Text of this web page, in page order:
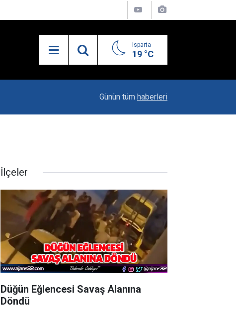
Isparta
19 °C
Vali Erin: Bu İşin Kenarında Olanlara Bile Bu
Günün tüm haberleri
İlçeler
Düğün Eğlencesi Savaş Alanına
Döndü